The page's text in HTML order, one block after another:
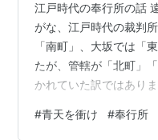
江戸時代の奉行所の話
がな、江戸時代の裁判
「南町」、大坂では「
たが、管轄が「北町」
かれていた訳ではあり
様に分かれていました
#青天を衝け #奉行所